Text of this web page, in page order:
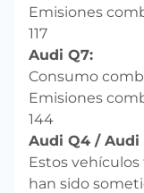
Emisiones
117
Audi Q7:
Consumo
Emisiones
144
Audi Q4 / Audi
Estos
han sido